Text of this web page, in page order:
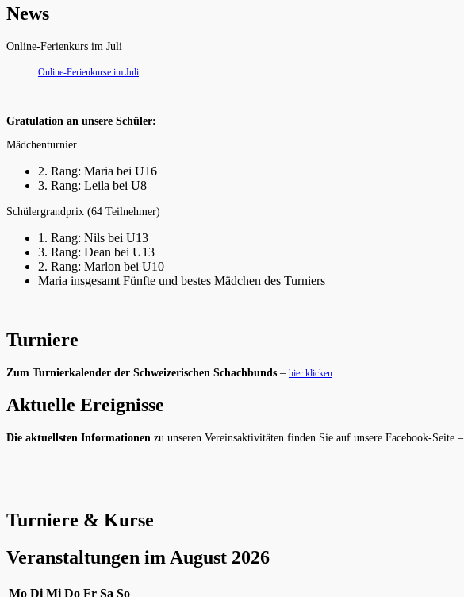
News
Online-Ferienkurs im Juli
Online-Ferienkurse im Juli
Gratulation an unsere Schüler:
Mädchenturnier
2. Rang: Maria bei U16
3. Rang: Leila bei U8
Schülergrandprix (64 Teilnehmer)
1. Rang: Nils bei U13
3. Rang: Dean bei U13
2. Rang: Marlon bei U10
Maria insgesamt Fünfte und bestes Mädchen des Turniers
Turniere
Zum Turnierkalender der Schweizerischen Schachbunds – hier klicken
Aktuelle Ereignisse
Die aktuellsten Informationen zu unseren Vereinsaktivitäten finden Sie auf unsere Facebook-Seite –
Turniere & Kurse
Veranstaltungen im August 2026
MoMontag
DiDienstag
MiMittwoch
DoDonnerstag
FrFreitag
Sa Samstag
SoSonntag